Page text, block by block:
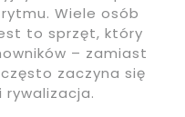
Wiele osób
to sprzęt, który
– zamiast
zaczyna się
rywalizacja.